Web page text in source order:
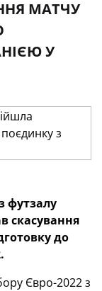
МАТЧУ
У
футзалу
скасування
до
Євро-2022 з